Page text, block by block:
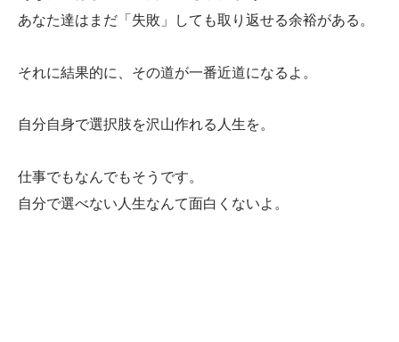
あなた達はまだ「失敗」しても取り返せる余裕がある。
それに結果的に、その道が一番近道になるよ。
自分自身で選択肢を沢山作れる人生を。
仕事でもなんでもそうです。
自分で選べない人生なんて面白くないよ。